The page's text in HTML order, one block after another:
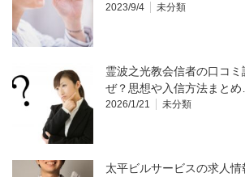
2023/9/4 未分類
霊波之光教会信者の口コ
ぜ？思想や入信方法まとめ
2026/1/21 未分類
太平ビルサービスの求人